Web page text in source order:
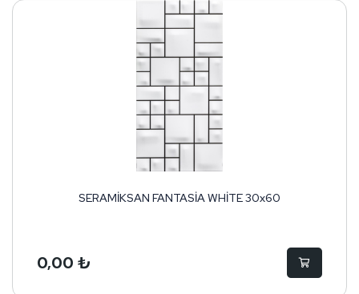
SERAMİKSAN FANTASİA WHİTE 30x60
0,00 ₺